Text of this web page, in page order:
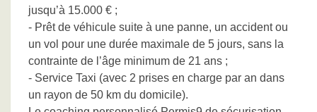
jusqu’à 15.000 € ;
- Prêt de véhicule suite à une panne, un accident ou
un vol pour une durée maximale de 5 jours, sans la
contrainte de l’âge minimum de 21 ans ;
- Service Taxi (avec 2 prises en charge par an dans
un rayon de 50 km du domicile).